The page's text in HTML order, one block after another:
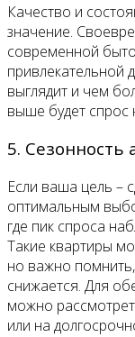
Качество и
значение.
современной
привлекательной
выглядит и чем
выше будет спрос
5. Сезонность
Если ваша цель –
оптимальным
где пик спроса
Такие квартиры
но важно
снижается. Для
можно
или на